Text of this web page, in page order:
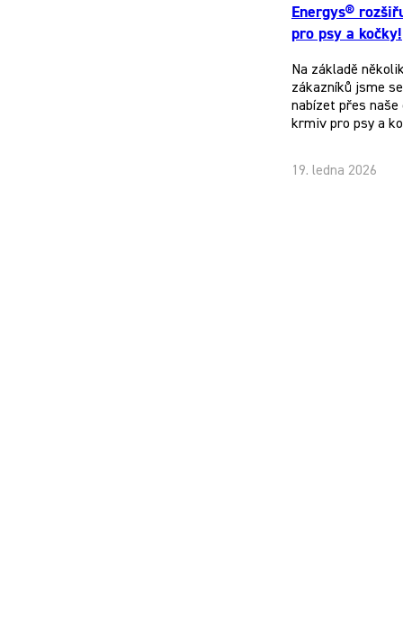
Energys®
pro psy a kočky!
Na základě
zákazníků jsme
nabízet přes
krmiv pro psy a
19. ledna 2026